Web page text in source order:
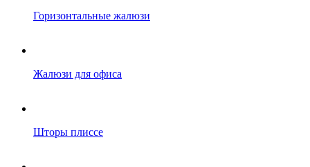
Горизонтальные жалюзи
Жалюзи для офиса
Шторы плиссе